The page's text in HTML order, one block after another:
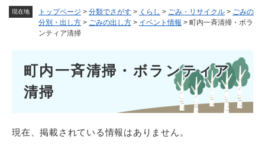
現在地 トップページ > 分類でさがす > くらし > ごみ・リサイクル > ごみの
分別・出し方 > ごみの出し方 > イベント情報 > 町内一斉清掃・ボラ
ンティア清掃
町内一斉清掃・ボランティア
清掃
現在、掲載されている情報はありません。